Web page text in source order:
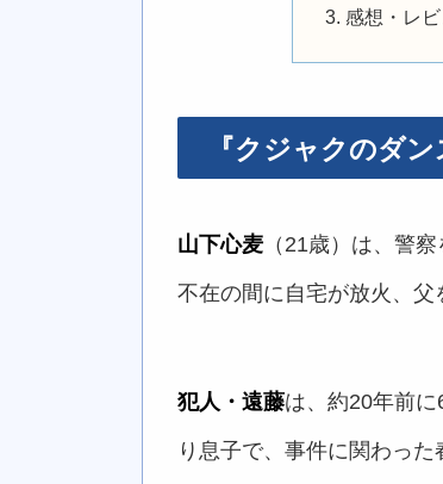
感想・レ
『クジャクのダ
山下心麦 （21歳）は、警
不在の間に自宅が放火、父
犯人・遠藤は、約20年前
り息子で、事件に関わっ